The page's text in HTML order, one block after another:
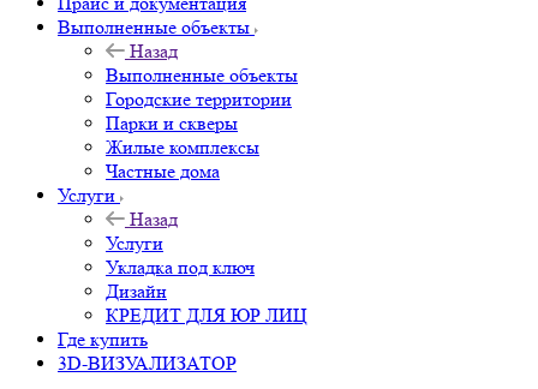
Выполненные объекты
Назад
Выполненные объекты
Городские территории
Парки и скверы
Жилые комплексы
Частные дома
Услуги
Назад
Услуги
Укладка под ключ
Дизайн
КРЕДИТ ДЛЯ ЮР ЛИЦ
Где купить
3D-ВИЗУАЛИЗАТОР